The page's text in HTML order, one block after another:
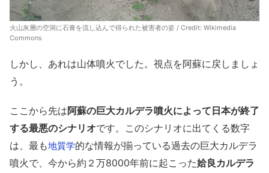
火山灰層の空洞に石膏を流し込んで得られた被害者の姿 / Credit: Wikimedia
Commons
しかし、あれは山体噴火でした。視点を阿蘇に戻しましょ
う。
ここから先は阿蘇の巨大カルデラ噴火によって日本が終了
する最悪のシナリオです。このシナリオに出てくる数字
は、最も地質学的な情報が揃っている過去の巨大カルデラ
噴火で、今から約２万8000年前に起こった姶良カルデラ